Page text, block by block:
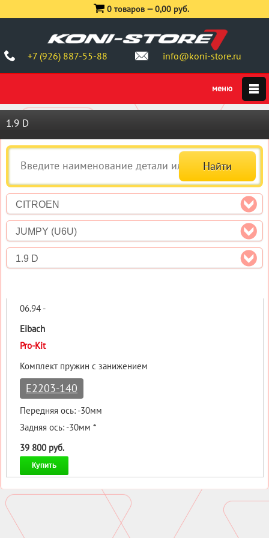
+7 (926) 887-55-88 info@koni-store.ru
0 товаров —0,00 руб.
1.9 D
CITROEN
JUMPY (U6U)
1.9 D
06.94 -
Eibach
Pro-Kit
Комплект пружин с занижением
E2203-140
Передняя ось: -30мм
Задняя ось: -30мм *
39 800 руб.
Купить